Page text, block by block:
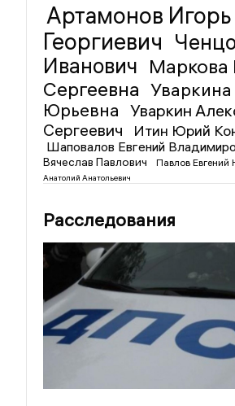
Артамонов Игорь
Георгиевич
Иванович Маркова
Сергеевна Уваркина
Юрьевна
Уваркин
Сергеевич
Итин Юрий
Шаповалов Евгений
Вячеслав Павлович
Павлов Евгений
Анатолий Анатольевич
Расследования